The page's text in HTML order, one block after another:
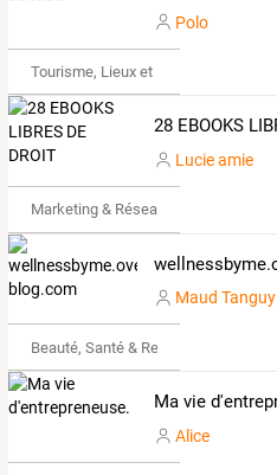
Polo
Tourisme, Lieux et Événements
Lucie amie
Marketing & Réseaux Sociaux
Maud Tanguy
Beauté, Santé & Remise en forme
Alice